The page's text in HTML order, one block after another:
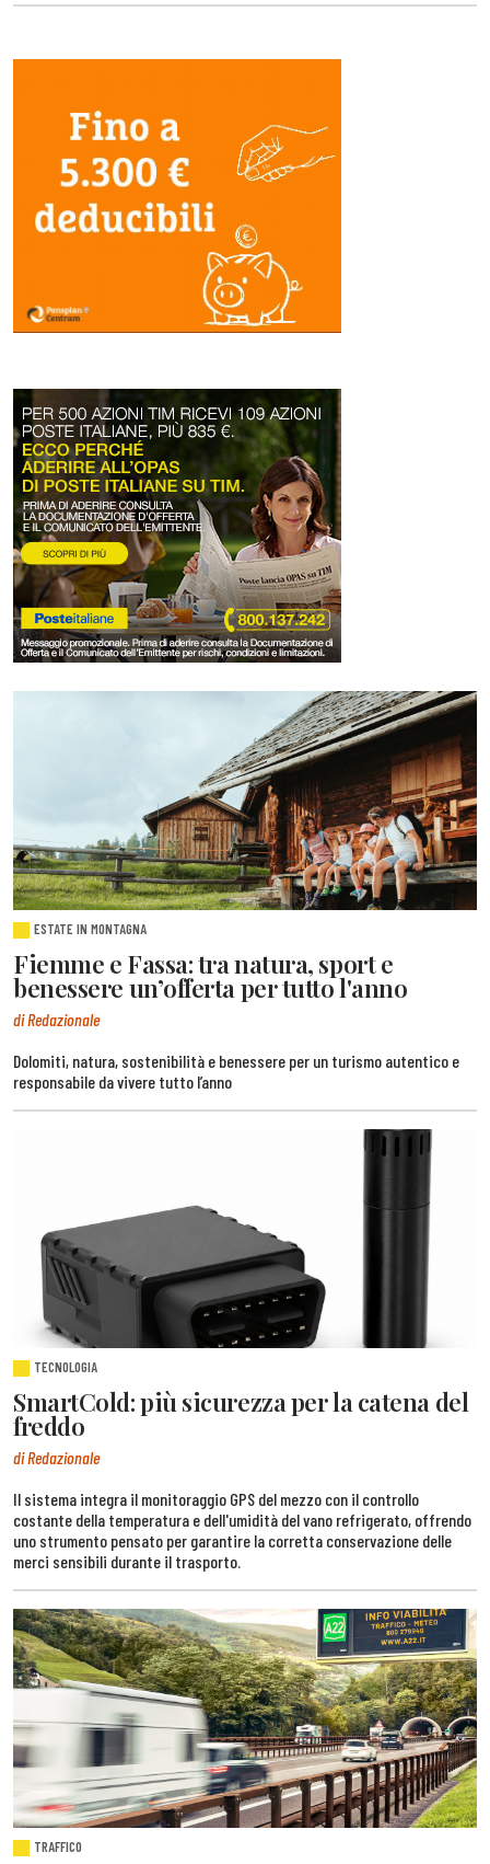
ESTATE IN MONTAGNA
Fiemme e Fassa: tra natura, sport e
benessere un’offerta per tutto l'anno
di Redazionale
Dolomiti, natura, sostenibilità e benessere per un turismo autentico e
responsabile da vivere tutto l’anno
TECNOLOGIA
SmartCold: più sicurezza per la catena del
freddo
di Redazionale
Il sistema integra il monitoraggio GPS del mezzo con il controllo
costante della temperatura e dell'umidità del vano refrigerato, offrendo
uno strumento pensato per garantire la corretta conservazione delle
merci sensibili durante il trasporto.
TRAFFICO